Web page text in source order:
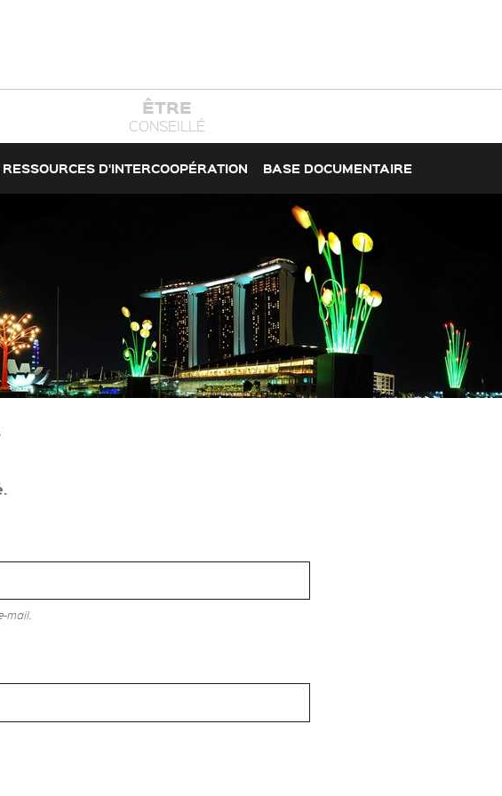
ÊTRE
CONSEILLÉ
RESSOURCES D'INTERCOOPÉRATION BASE DOCUMENTAIRE
mail.